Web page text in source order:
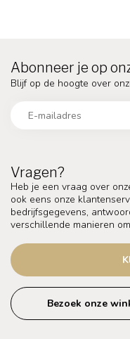
Vragen?
Heb je een vraag over
ook eens onze
bedrijfsgegevens,
verschillende manieren
Bezoek onze
Abonneer je op
Blijf op de hoogte over